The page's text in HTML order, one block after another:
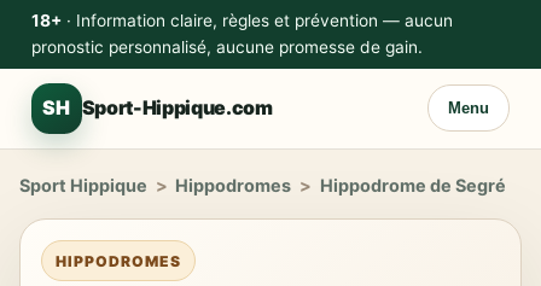
18+· Information claire, règles et prévention — aucun
pronostic personnalisé, aucune promesse de gain.
SH Sport-Hippique.com Menu
Sport Hippique > Hippodromes > Hippodrome de Segré
HIPPODROMES